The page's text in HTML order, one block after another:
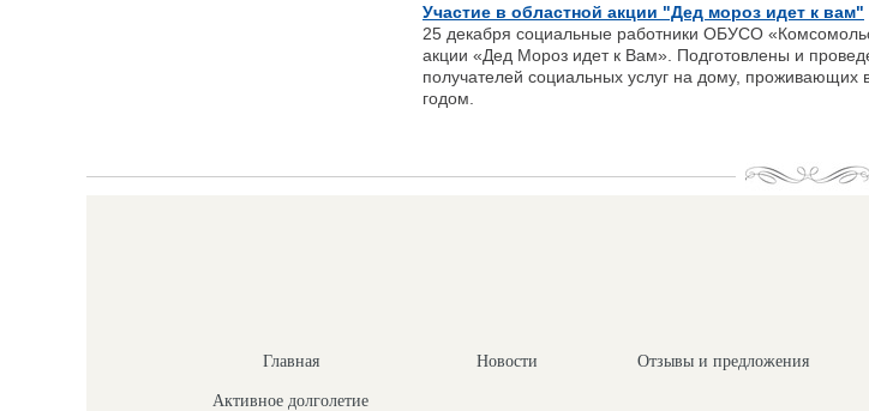
Участие в областной акции "Дед мороз идет к вам"
25 декабря социальные работники ОБУСО
акции «Дед Мороз идет к Вам». Подготовлены и
получателей социальных услуг на дому,
годом.
Главная Новости Отзывы и предложения
Активное долголетие